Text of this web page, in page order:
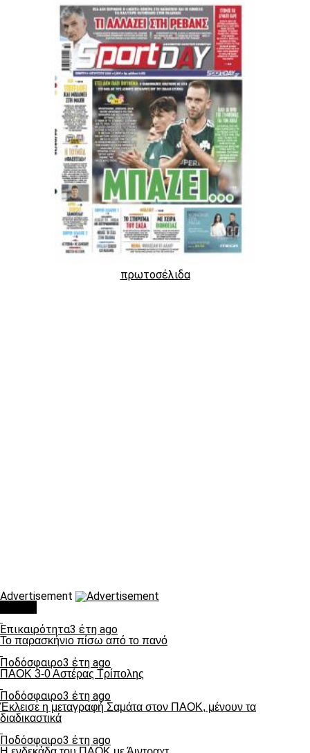
πρωτοσέλιδα
Advertisement
Επικαιρότητα3 έτη ago
Το παρασκήνιο πίσω από το πανό
Ποδόσφαιρο3 έτη ago
ΠΑΟΚ 3-0 Αστέρας Τρίπολης
Ποδόσφαιρο3 έτη ago
Έκλεισε η μεταγραφή Σαμάτα στον ΠΑΟΚ, μένουν τα
διαδικαστικά
Ποδόσφαιρο3 έτη ago